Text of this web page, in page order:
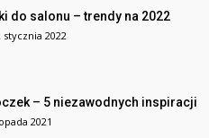
do salonu – trendy na 2022
stycznia 2022
– 5 niezawodnych inspiracji
2021